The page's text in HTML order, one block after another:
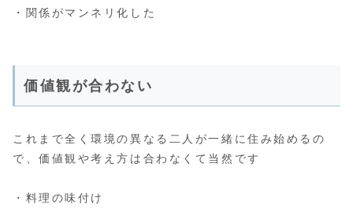
・関係がマンネリ化した
価値観が合わない
これまで全く環境の異なる二人が一緒に住み始めるの
で、価値観や考え方は合わなくて当然です
・料理の味付け